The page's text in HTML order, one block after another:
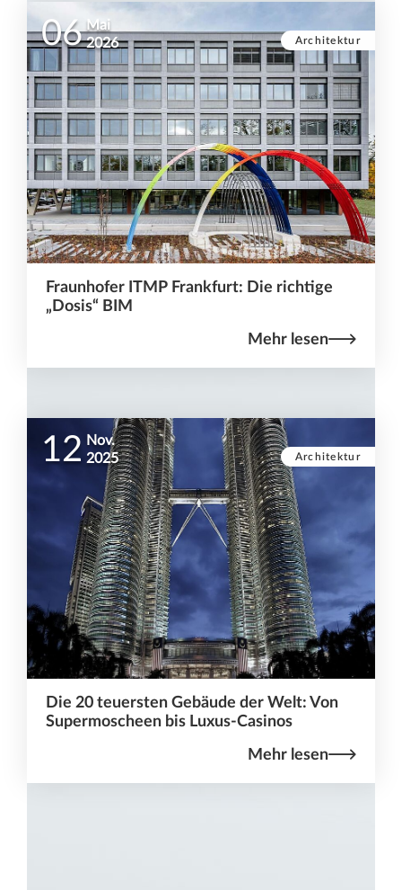
Architektur
06 Mai
2026
Fraunhofer ITMP Frankfurt: Die richtige
„Dosis“ BIM
Mehr lesen
Architektur
12 Nov.
2025
Die 20 teuersten Gebäude der Welt: Von
Supermoscheen bis Luxus-Casinos
Mehr lesen